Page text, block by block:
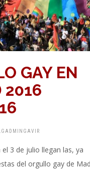
GAY EN
2016
3 de julio llegan las, ya
del orgullo gay de